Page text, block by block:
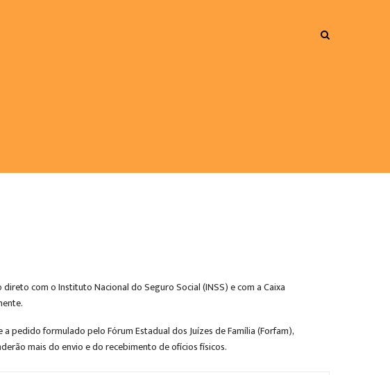
com o Instituto Nacional do Seguro Social (INSS) e com a Caixa
pedido formulado pelo Fórum Estadual dos Juízes de Família (Forfam),
mais do envio e do recebimento de ofícios físicos.